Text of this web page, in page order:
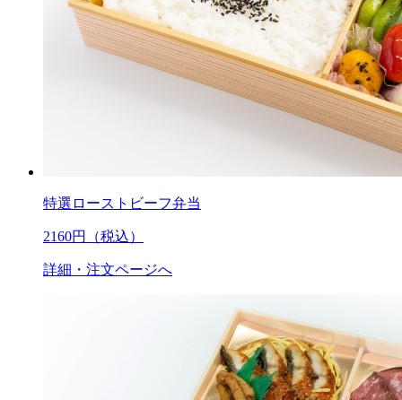
特選ローストビーフ弁当
2160円（税込）
詳細・注文ページへ